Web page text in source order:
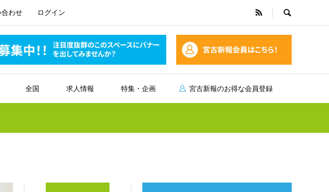
合わせ ログイン
全国 求人情報 特集・企画 宮古新報のお得な会員登録